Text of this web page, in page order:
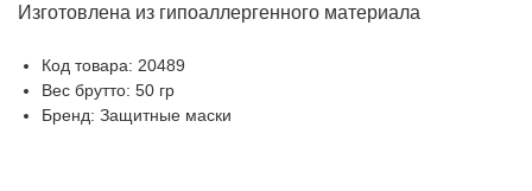
Изготовлена из гипоаллергенного материала
Код товара: 20489
Вес брутто: 50 гр
Бренд: Защитные маски